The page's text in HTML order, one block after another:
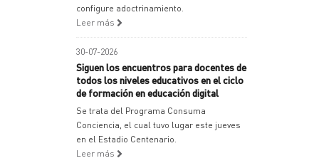
configure adoctrinamiento.
Leer más
30-07-2026
Siguen los encuentros para docentes de
todos los niveles educativos en el ciclo
de formación en educación digital
Se trata del Programa Consuma
Conciencia, el cual tuvo lugar este jueves
en el Estadio Centenario.
Leer más